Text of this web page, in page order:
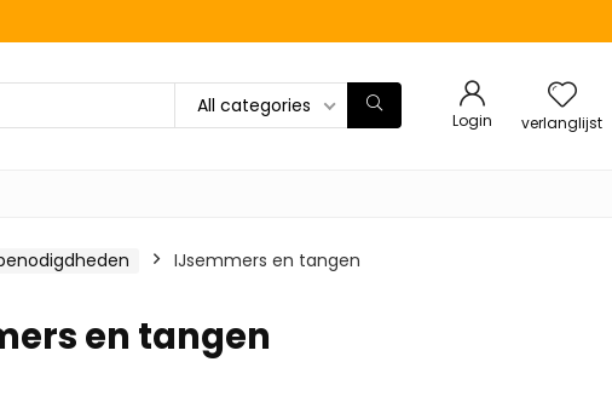
All categories
Login verlanglijst
IJsemmers en tangen
en tangen